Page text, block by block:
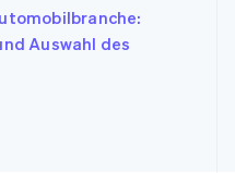
Auswahl des